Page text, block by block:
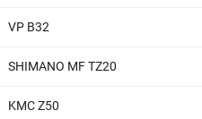
VP B32
SHIMANO MF TZ20
KMC Z50